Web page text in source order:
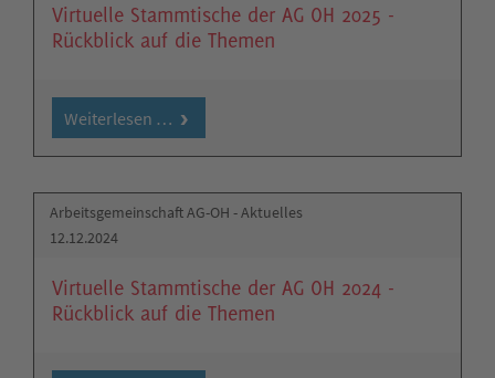
Virtuelle Stammtische der AG OH 2025 -
Rückblick auf die Themen
Weiterlesen …
Arbeitsgemeinschaft AG-OH - Aktuelles
12.12.2024
Virtuelle Stammtische der AG OH 2024 -
Rückblick auf die Themen